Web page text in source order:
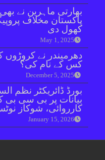
بھارتی ماہرین نے
پاکستان مخلاف
کھول دی
May 1, 2025
دھرمیندر نے کروڑوں
کس کے نام کی؟
December 5, 2025
بورڈ ڈائریکٹر نظم
بیانات پر بی سی بی
کارروائی، شوکاز
January 15, 2026